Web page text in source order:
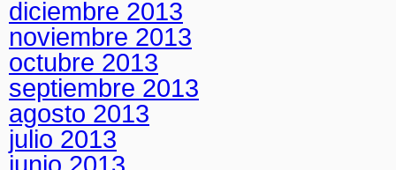
diciembre 2013
noviembre 2013
octubre 2013
septiembre 2013
agosto 2013
julio 2013